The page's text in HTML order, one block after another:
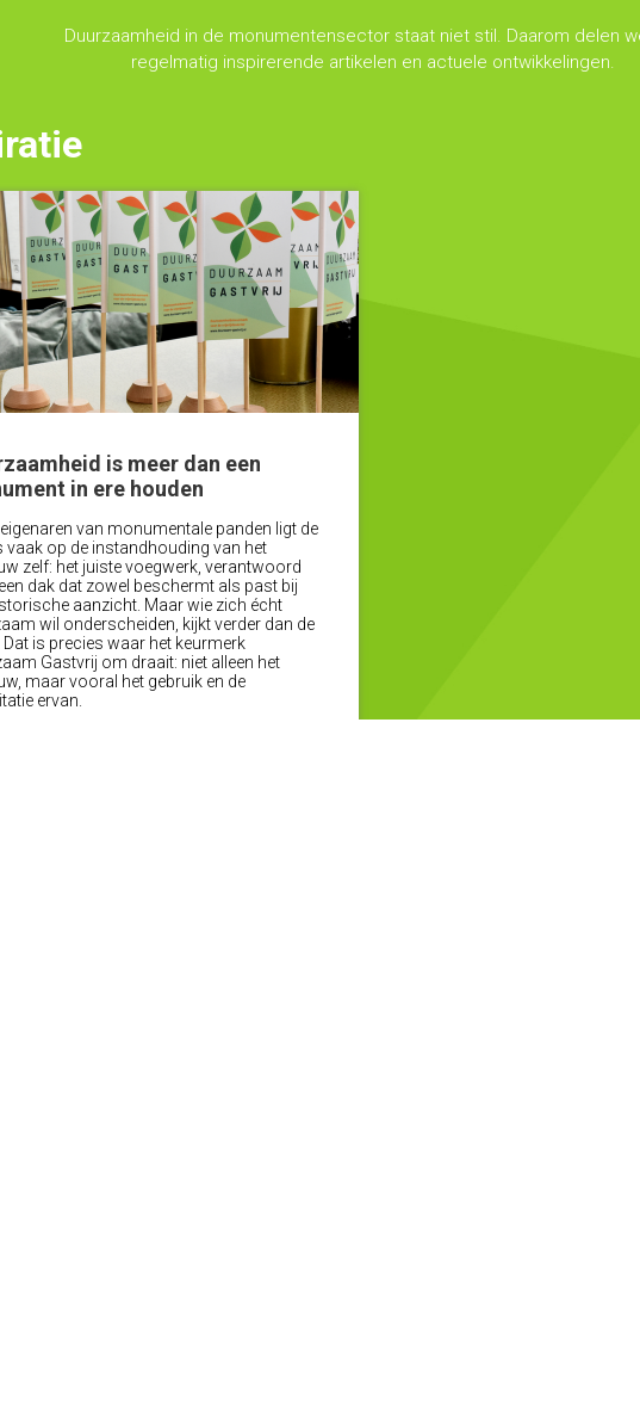
Duurzaamheid in de monumentensector staat niet stil. Daarom delen
regelmatig inspirerende artikelen en actuele ontwikkelingen.
is meer dan een
in ere houden
van monumentale panden ligt de
op de instandhouding van het
zelf: het juiste voegwerk, verantwoord
dak dat zowel beschermt als past bij
aanzicht. Maar wie zich écht
wil onderscheiden, kijkt verder dan de
Dat is precies waar het keurmerk
Gastvrij om draait: niet alleen het
maar vooral het gebruik en de
ervan.